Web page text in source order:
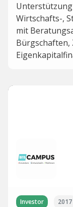
Unterstützung
Wirtschafts-,
mit
Bürgschaften,
Investor 2017